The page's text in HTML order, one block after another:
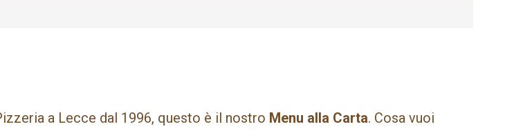
a Lecce dal 1996, questo è il nostro Menu alla Carta. Cosa vuoi